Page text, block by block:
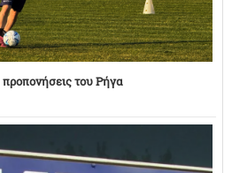
του Ρήγα